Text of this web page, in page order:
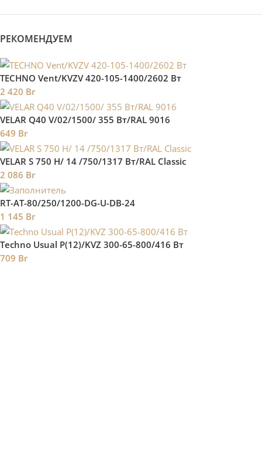
РЕКОМЕНДУЕМ
TECHNO Vent/KVZV 420-105-1400/2602 Вт
2 420 Br
VELAR Q40 V/02/1500/ 355 Bт/RAL 9016
649 Br
VELAR S 750 H/ 14 /750/1317 Вт/RAL Classic
2 086 Br
RT-AT-80/250/1200-DG-U-DB-24
1 145 Br
Techno Usual P(12)/KVZ 300-65-800/416 Вт
709 Br